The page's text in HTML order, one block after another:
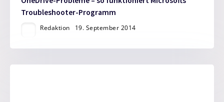
Troubleshooter-Programm
Redaktion 19. September 2014